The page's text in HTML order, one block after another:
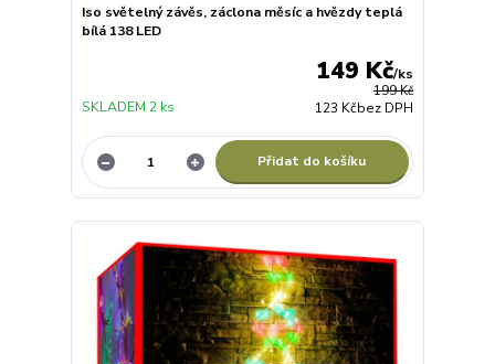
Iso světelný závěs, záclona měsíc a hvězdy teplá
bílá 138 LED
199 Kč
149 Kč/ks
123 Kčbez DPH
SKLADEM 2 ks
Přidat do košíku